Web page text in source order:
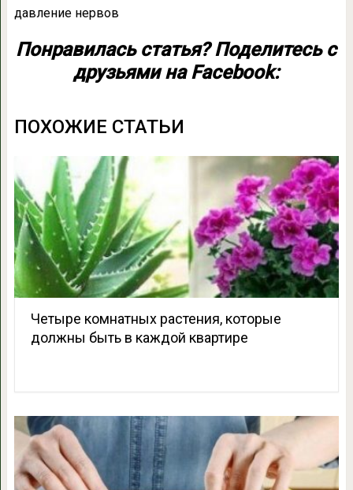
давление нервов
Понравилась статья? Поделитесь с
друзьями на Facebook:
ПОХОЖИЕ СТАТЬИ
Четыре комнатных растения, которые
должны быть в каждой квартире